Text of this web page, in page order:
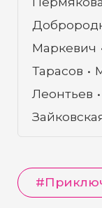
Маркевич
Тарасов
Леонтьев
#